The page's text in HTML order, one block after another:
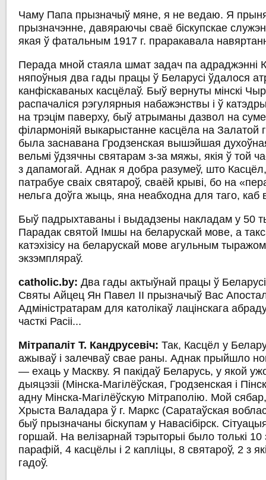
Чаму Папа прызначыў мяне, я не ведаю. Я
прызначэнне, давяраючы сваё біскупскае
якая ў фатальным 1917 г. праракавала
Перада мной стаяла шмат задач па адраджэнні
няпоўныя два гады працы ў Беларусі ўдалося
канфіскаваных касцёлаў. Быў вернуты мінскі
распачаліся рэгулярныя набажэнствы і ў
на трэцім паверху, быў атрыманы дазвол на
філармоніяй выкарыстанне касцёла на Залатой
была заснавана Гродзенская вышэйшая
вельмі ўдзячны святарам з-за мяжы, якія ў той
з дапамогай. Аднак я добра разумеў, што
патрабуе сваіх святароў, сваёй крыві, бо на
нельга доўга жыць, яна неабходна для таго, каб
Быў падрыхтаваны і выдадзены накладам у 50
Парадак святой Імшы на беларускай мове, а
катэхізісу на беларускай мове агульным
экзэмпляраў.
catholic.by:Два гады актыўнай працы ў
Святы Айцец Ян Павел ІІ прызначыў Вас
Адміністратарам для католікаў лацінскага
часткі Расіі...
Мітрапаліт Т. Кандрусевіч:Так, Касцёл у
ажываў і залечваў свае раны. Аднак прыйшло
— ехаць у Маскву. Я пакідаў Беларусь, у якой
дыяцэзіі (Мінска-Магілёўская, Гродзенская і
адну Мінска-Магілёўскую Мітраполію. Мой
Хрыста Валадара ў г. Маркс (Саратаўская
быў прызначаны біскупам у Навасібірск.
горшай. На велізарнай тэрыторыі было толькі 10
парафій, 4 касцёлы і 2 капліцы, 8 святароў, 2 з
гадоў.